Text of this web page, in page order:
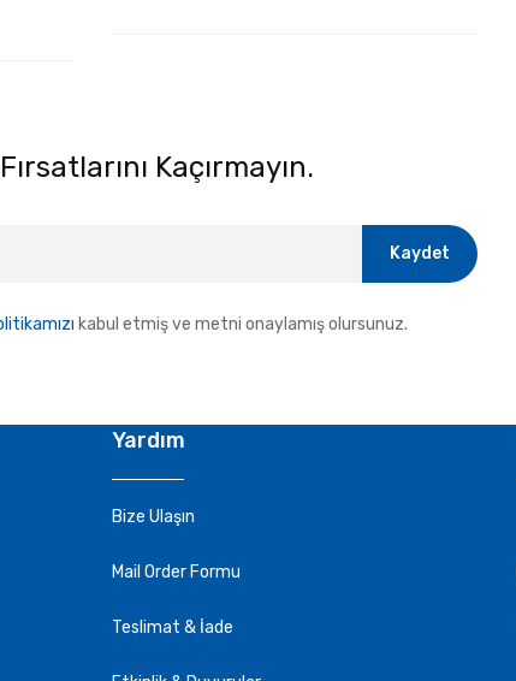
Kaçırmayın.
Kaydet
kabul etmiş ve metni onaylamış olursunuz.
Yardım
Bize Ulaşın
Mail Order Formu
Teslimat & İade